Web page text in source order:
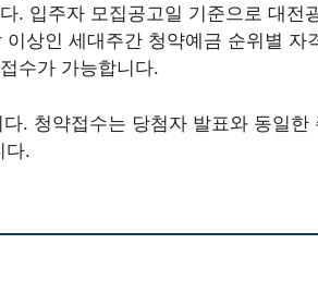
. 입주자 모집공고일 기준으로 대전
상인 세대주간 청약예금 순위별 자
수가 가능합니다.
. 청약접수는 당첨자 발표와 동일한
다.